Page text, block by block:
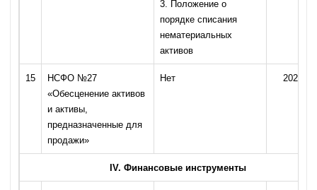
3. Положение о
порядке списания
нематериальных
активов
15
НСФО №27
«Обесценение активов
и активы,
предназначенные для
продажи»
Нет 2027
IV. Финансовые инструменты